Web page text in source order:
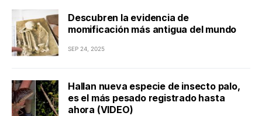
Descubren la evidencia de
momificación más antigua del mundo
SEP 24, 2025
Hallan nueva especie de insecto palo,
es el más pesado registrado hasta
ahora (VIDEO)